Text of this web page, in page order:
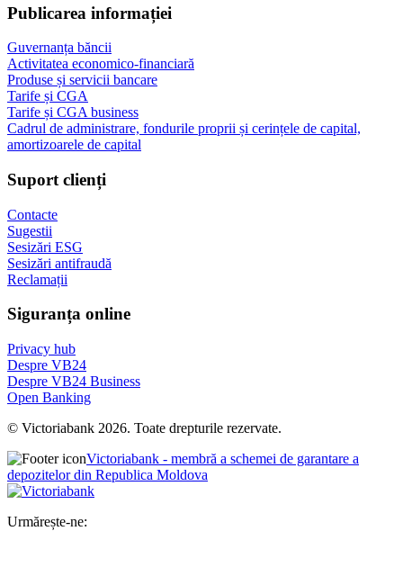
Publicarea informației
Guvernanța băncii
Activitatea economico-financiară
Produse și servicii bancare
Tarife și CGA
Tarife și CGA business
Cadrul de administrare, fondurile proprii și cerințele de capital,
amortizoarele de capital
Suport clienți
Contacte
Sugestii
Sesizări ESG
Sesizări antifraudă
Reclamații
Siguranța online
Privacy hub
Despre VB24
Despre VB24 Business
Open Banking
© Victoriabank 2026. Toate drepturile rezervate.
Victoriabank - membră a schemei de garantare a
depozitelor din Republica Moldova
Urmărește-ne: